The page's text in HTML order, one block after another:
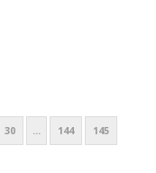
30 144 145